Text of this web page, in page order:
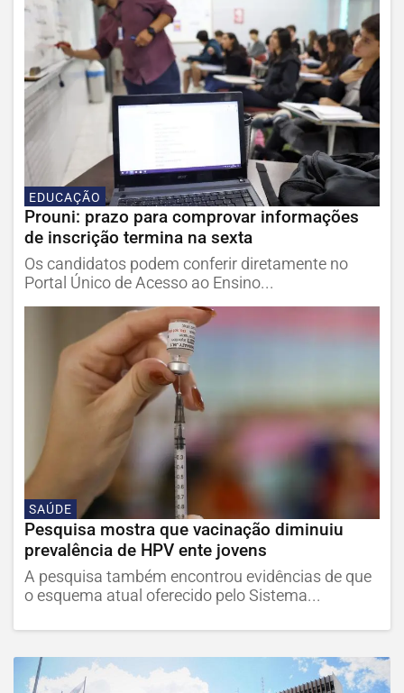
EDUCAÇÃO
Prouni: prazo para comprovar informações
de inscrição termina na sexta
Os candidatos podem conferir diretamente no
Portal Único de Acesso ao Ensino...
SAÚDE
Pesquisa mostra que vacinação diminuiu
prevalência de HPV ente jovens
A pesquisa também encontrou evidências de que
o esquema atual oferecido pelo Sistema...